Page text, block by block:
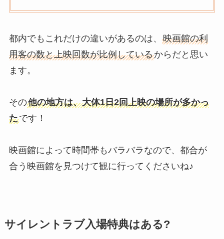
都内でもこれだけの違いがあるのは、 映画館の利
用客の数と上映回数が比例しているからだと思い
ます。
その他の地方は、大体1日2回上映の場所が多かっ
たです！
映画館によって時間帯もバラバラなので、都合が
合う映画館を見つけて観に行ってくださいね♪
サイレントラブ入場特典はある?